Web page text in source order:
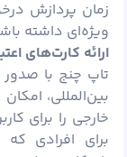
زمان پردازش
ویژه‌ای داشته
ارائه کارت‌های
تاپ چنج با
بین‌المللی،
خارجی را برای
برای افرادی